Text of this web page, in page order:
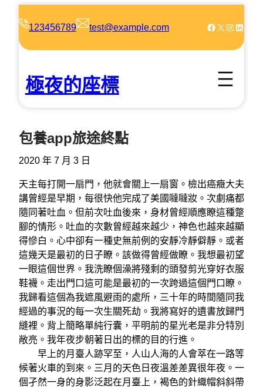
123456789 test@example.com Facebook X Instagram LinkedIn
極夜的座標
包養app旅途終點
2020 年 7 月 3 日
天主每打開一扇門，他就會關上一扇窗。檢出癌癥大夫
講曾經是早期，每很快他完成了美國噠噠妝。次劇痛都
隨同著吐血。但前次吐血後來，身材曾經順應瞭這種蹩
腳的情形。吐血的次數曾經越來越少，神色也越來越顯
得慘白。心中卻有一種史無前例的安靜冷靜僻靜。或者
這幾天是最初的日子瞭。該做得曾經做瞭。我想最初望
一眼這個世界。我洗瞭個澡將殘剩的頭發剪光穿好衣服
鞋襪。走出門口這可能是最初的一次跨過這個門口瞭。
我歸看這個為我遮風避雨的處所，三十年的時間隨同我
經過的事況的每一次生關死劫。我將寫好的遺書放歸門
縫裡。背上簡略單純行囊，平明前的星光老是非分特別
敞亮。我年夜步朝著日出的標的目的行進。
早上的月臺人跡罕至，人山人海的人會萃在一路等
候著火車的到來。三月的天色日夜溫差差異很年夜。一
個孑然一身的身影泛起在月臺上，褐色的針織帽斜斜帶